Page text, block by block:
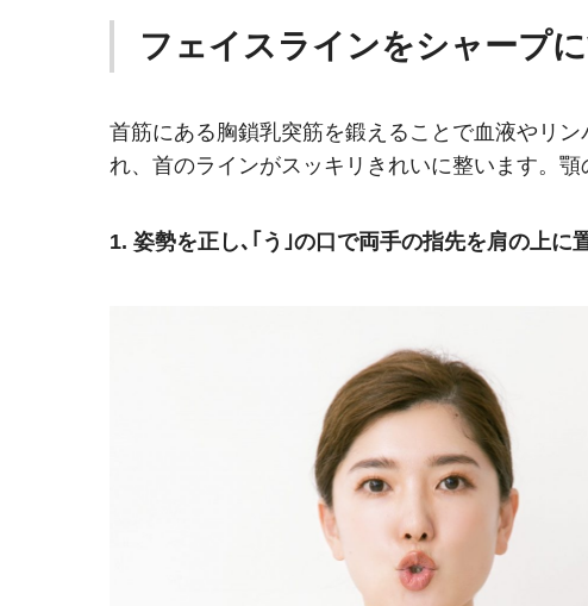
フェイスラインをシャープ
首筋にある胸鎖乳突筋を鍛えることで血液やリ
れ、首のラインがスッキリきれいに整います。
1. 姿勢を正し､｢う｣の口で両手の指先を肩の上に